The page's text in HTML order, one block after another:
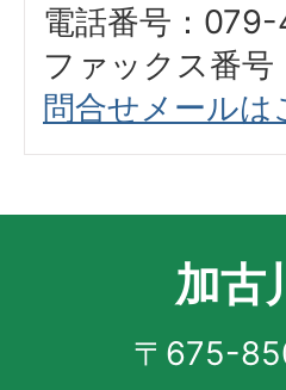
電話番号：
ファックス番
問合せメールは
加古
〒675-